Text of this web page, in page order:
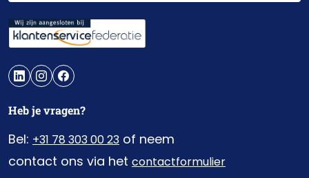
Heb je vragen?
Bel: +31 78 303 00 23 of neem
contact ons via het contactformulier